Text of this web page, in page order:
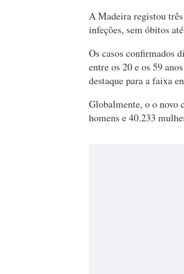
A Madeira registou
infeções, sem óbitos
Os casos confirmados
entre os 20 e os 59
destaque para a faixa
Globalmente, o o novo
homens e 40.233